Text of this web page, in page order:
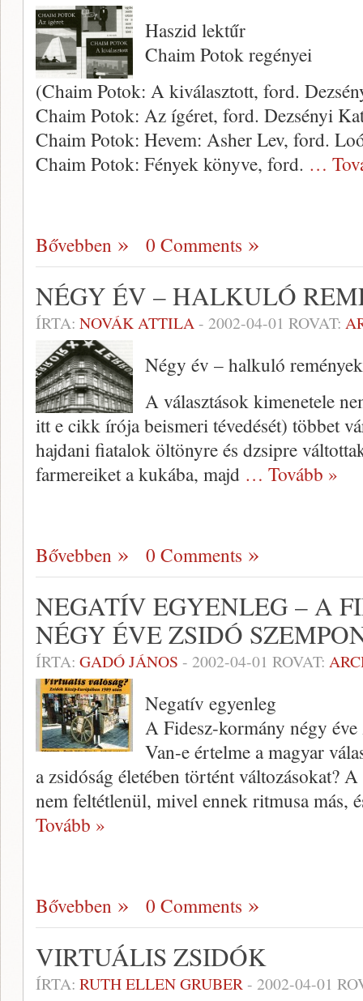
Haszid lektűr
Chaim Potok regényei
(Chaim Potok: A kiválasztott, ford.
Chaim Potok: Az ígéret, ford. Dezsé­nyi
Chaim Potok: Hevem: Asher Lev, ford.
Chaim Potok: Fények könyve, ford. …
Bővebben 0 Comments
NÉGY ÉV – HALKULÓ
ÍRTA: NOVÁK ATTILA- 2002-04-01 ROVAT:
Négy év – halkuló remények
A választások kimenetele
itt e cikk írója beismeri tévedését) többet
hajdani fiatalok öltönyre és dzsipre
farmereiket a kukába, majd … Tovább »
Bővebben 0 Comments
NEGATÍV EGYENLEG – A
NÉGY ÉVE ZSIDÓ
ÍRTA: GADÓ JÁNOS - 2002-04-01 ROVAT:
Negatív egyenleg
A Fidesz-kormány négy
Van-e értelme a magyar
a zsidóság életé­ben történt változásokat?
nem feltétlenül, mi­vel ennek ritmusa más,
Tovább »
Bővebben 0 Comments
VIRTUÁLIS ZSIDÓK
ÍRTA: RUTH ELLEN GRUBER- 2002-04-01